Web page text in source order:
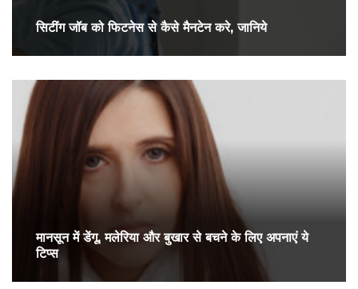
सिटींग जॉब को फिटनेस से कैसे मैनटेन करे, जानिये
मानसून में डेंगू, मलेरिया और बुखार से बचने के लिए अपनाएं ये
टिप्स